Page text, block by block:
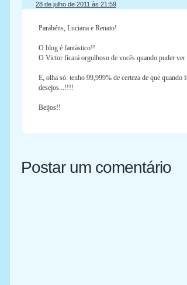
28 de julho de 2011 às 21:59
Parabéns, Luciana e Renato!
O blog é fantástico!!
O Victor ficará orgulhoso de vocês quando puder
E, olha só: tenho 99,999% de certeza de que
desejos...!!!!
Beijos!!
Postar um comentário